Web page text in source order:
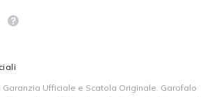
Garanzia Ufficiale e Scatola Originale. Garofalo